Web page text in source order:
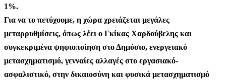
1%.
Για να το πετύχουμε, η χώρα χρειάζεται μεγάλες
μεταρρυθμίσεις, όπως λέει ο Γκίκας Χαρδούβελης και
συγκεκριμένα ψηφιοποίηση στο Δημόσιο, ενεργειακό
μετασχηματισμό, γενναίες αλλαγές στο εργασιακό-
ασφαλιστικό, στην δικαιοσύνη και φυσικά μετασχηματισμό